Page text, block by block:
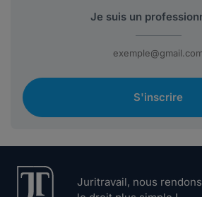
S'inscrire
Juritravail, nous rendons